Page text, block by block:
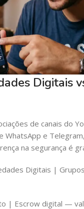
Digitais
de canais do
WhatsApp e
na segurança é
Digitais |
| Escrow digital —